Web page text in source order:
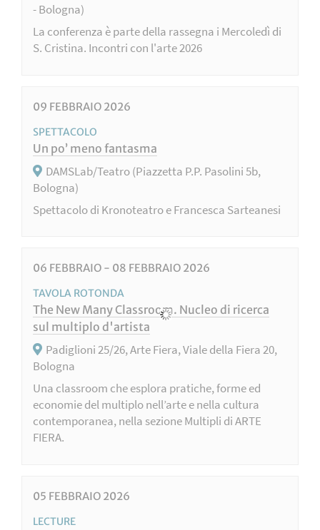
- Bologna)
La conferenza è parte della rassegna i Mercoledì di
S. Cristina. Incontri con l'arte 2026
09 FEBBRAIO 2026
SPETTACOLO
Un po’ meno fantasma
DAMSLab/Teatro (Piazzetta P.P. Pasolini 5b,
Bologna)
Spettacolo di Kronoteatro e Francesca Sarteanesi
06 FEBBRAIO - 08 FEBBRAIO 2026
TAVOLA ROTONDA
The New Many Classroom. Nucleo di ricerca
sul multiplo d'artista
Padiglioni 25/26, Arte Fiera, Viale della Fiera 20,
Bologna
Una classroom che esplora pratiche, forme ed
economie del multiplo nell’arte e nella cultura
contemporanea, nella sezione Multipli di ARTE
FIERA.
05 FEBBRAIO 2026
LECTURE